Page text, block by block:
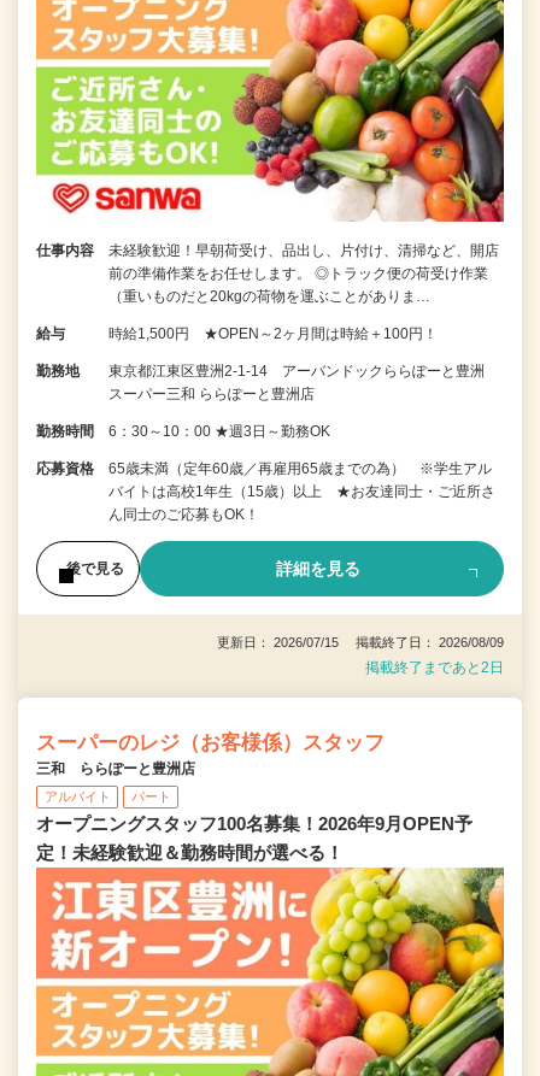
仕事内容
未経験歓迎！早朝荷受け、品出し、片付け、清掃など、開店
前の準備作業をお任せします。 ◎トラック便の荷受け作業
（重いものだと20kgの荷物を運ぶことがありま…
給与 時給1,500円 ★OPEN～2ヶ月間は時給＋100円！
勤務地
東京都江東区豊洲2-1-14 アーバンドックららぽーと豊洲
スーパー三和 ららぽーと豊洲店
勤務時間 6：30～10：00 ★週3日～勤務OK
応募資格
65歳未満（定年60歳／再雇用65歳までの為） ※学生アル
バイトは高校1年生（15歳）以上 ★お友達同士・ご近所さ
ん同士のご応募もOK！
後で見る 詳細を見る
更新日： 2026/07/15 掲載終了日： 2026/08/09
掲載終了まであと2日
スーパーのレジ（お客様係）スタッフ
三和 ららぽーと豊洲店
アルバイト パート
オープニングスタッフ100名募集！2026年9月OPEN予
定！未経験歓迎＆勤務時間が選べる！